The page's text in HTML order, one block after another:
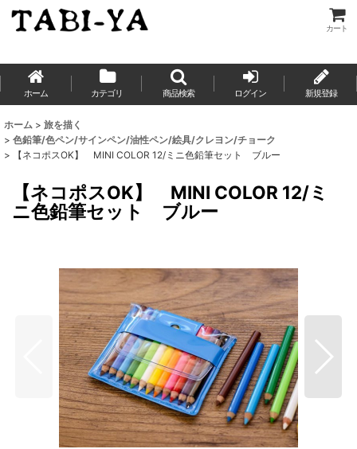
カート
ホーム カテゴリ 商品検索 ログイン 新規登録
ホーム > 旅を描く
> 色鉛筆/色ペン/サインペン/油性ペン/絵具/クレヨン/チョーク
>
【ネコポスOK】 MINI COLOR 12/ミニ色鉛筆セット ブルー
【ネコポスOK】 MINI COLOR 12/ミ
ニ色鉛筆セット ブルー